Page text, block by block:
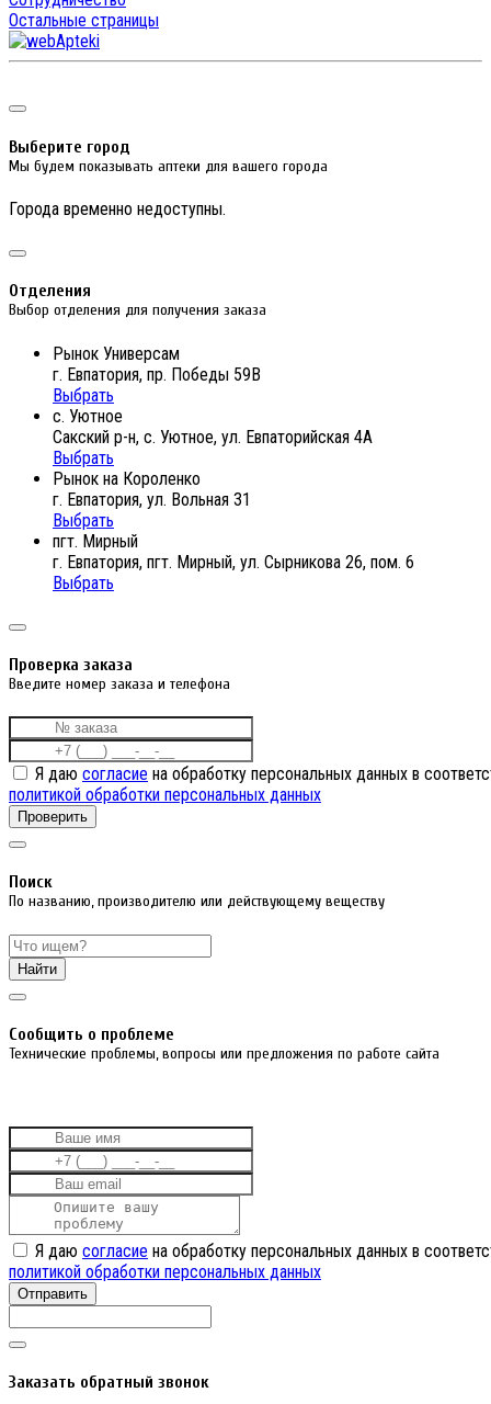
Остальные страницы
Выберите город
Мы будем показывать аптеки для вашего города
Города временно недоступны.
Отделения
Выбор отделения для получения заказа
Рынок Универсам
г. Евпатория, пр. Победы 59В
Выбрать
с. Уютное
Сакский р-н, с. Уютное, ул. Евпаторийская 4А
Выбрать
Рынок на Короленко
г. Евпатория, ул. Вольная 31
Выбрать
пгт. Мирный
г. Евпатория, пгт. Мирный, ул. Сырникова 26, пом. 6
Выбрать
Проверка заказа
Введите номер заказа и телефона
Я даю согласие на обработку персональных данных в
политикой обработки персональных данных
Проверить
Поиск
По названию, производителю или действующему веществу
Найти
Cообщить о проблеме
Технические проблемы, вопросы или предложения по работе сайта
Я даю согласие на обработку персональных данных в
политикой обработки персональных данных
Отправить
Заказать обратный звонок